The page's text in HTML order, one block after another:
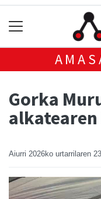
Gorka
Aiurri 2026ko urtarrilaren